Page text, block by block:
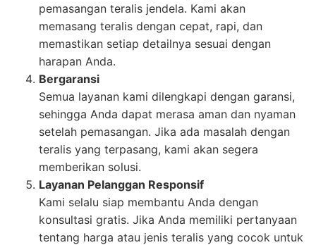
pemasangan teralis jendela. Kami akan
memasang teralis dengan cepat, rapi, dan
memastikan setiap detailnya sesuai dengan
harapan Anda.
Bergaransi
Semua layanan kami dilengkapi dengan garansi,
sehingga Anda dapat merasa aman dan nyaman
setelah pemasangan. Jika ada masalah dengan
teralis yang terpasang, kami akan segera
memberikan solusi.
Layanan Pelanggan Responsif
Kami selalu siap membantu Anda dengan
konsultasi gratis. Jika Anda memiliki pertanyaan
tentang harga atau jenis teralis yang cocok untuk